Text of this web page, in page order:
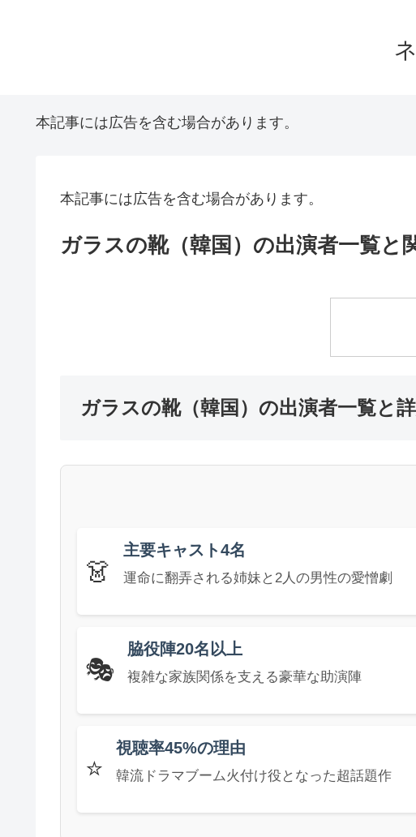
本記事には広告を含む場合があります。
本記事には広告を含む場合があります。
ガラスの靴（韓国）の出演者一覧と
ガラスの靴（韓国）の出演者一覧と
👗
主要キャスト4名
運命に翻弄される姉妹と2人の男性の愛憎劇
🎭
脇役陣20名以上
複雑な家族関係を支える豪華な助演陣
⭐
視聴率45%の理由
韓流ドラマブーム火付け役となった超話題作